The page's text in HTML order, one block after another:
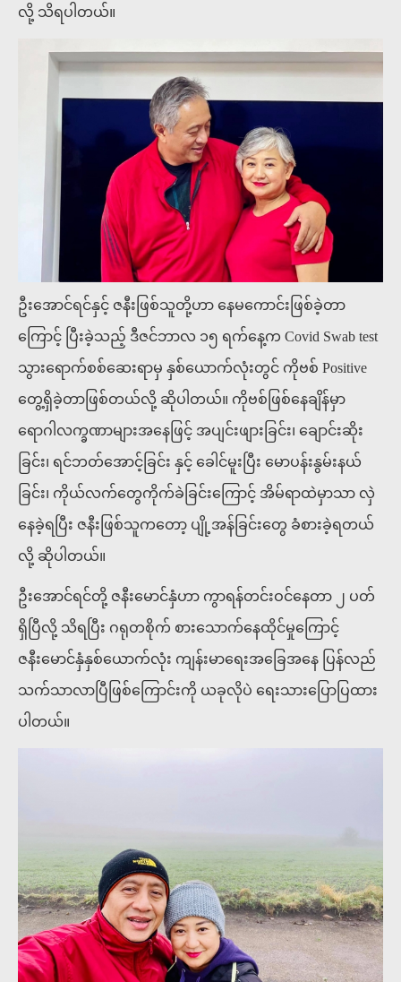
လို့ သိရပါတယ်။
ဦးအောင်ရင်နှင့် ဇနီးဖြစ်သူတို့ဟာ နေမကောင်းဖြစ်ခဲ့တာ
ကြောင့် ပြီးခဲ့သည့် ဒီဇင်ဘာလ ၁၅ ရက်နေ့က Covid Swab test
သွားရောက်စစ်ဆေးရာမှ နှစ်ယောက်လုံးတွင် ကိုဗစ် Positive
တွေ့ရှိခဲ့တာဖြစ်တယ်လို့ ဆိုပါတယ်။ ကိုဗစ်ဖြစ်နေချိန်မှာ
ရောဂါလက္ခဏာများအနေဖြင့် အပျင်းဖျားခြင်း၊ ချောင်းဆိုး
ခြင်း၊ ရင်ဘတ်အောင့်ခြင်း နှင့် ခေါင်မူးပြီး မောပန်းနွမ်းနယ်
ခြင်း၊ ကိုယ်လက်တွေကိုက်ခဲခြင်းကြောင့် အိမ်ရာထဲမှာသာ လှဲ
နေခဲ့ရပြီး ဇနီးဖြစ်သူကတော့ ပျို့အန်ခြင်းတွေ ခံစားခဲ့ရတယ်
လို့ ဆိုပါတယ်။
ဦးအောင်ရင်တို့ ဇနီးမောင်နှံဟာ ကွာရန်တင်းဝင်နေတာ ၂ ပတ်
ရှိပြီလို့ သိရပြီး ဂရုတစိုက် စားသောက်နေထိုင်မှုကြောင့်
ဇနီးမောင်နှံနှစ်ယောက်လုံး ကျန်းမာရေးအခြေအနေ ပြန်လည်
သက်သာလာပြီဖြစ်ကြောင်းကို ယခုလိုပဲ ရေးသားပြောပြထား
ပါတယ်။